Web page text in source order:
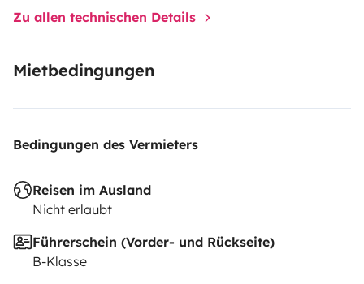
Zu allen technischen Details
Mietbedingungen
Bedingungen des Vermieters
Reisen im Ausland
Nicht erlaubt
Führerschein (Vorder- und Rückseite)
B-Klasse